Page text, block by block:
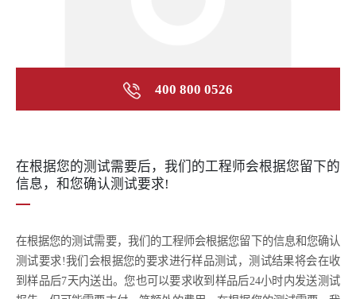
400 800 0526
在根据您的测试需要后，我们的工程师会根据您留下的
信息，和您确认测试要求!
在根据您的测试需要，我们的工程师会根据您留下的信息和您确认
测试要求!我们会根据您的要求进行样品测试，测试结果将会在收
到样品后7天内送出。您也可以要求收到样品后24小时内发送测试